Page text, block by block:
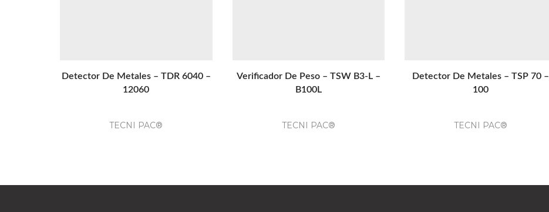
Detector De Metales – TDR 6040 –
12060
TECNI PAC®
Verificador De Peso – TSW B3-L –
B100L
TECNI PAC®
Detector De Metales – TSP 70 –
100
TECNI PAC®